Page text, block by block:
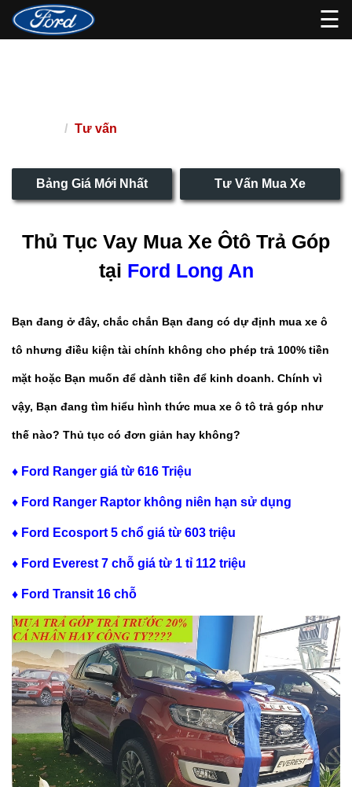
☰
Tư vấn
Bảng Giá Mới Nhất Tư Vấn Mua Xe
Thủ Tục Vay Mua Xe Ôtô Trả Góp
tại Ford Long An
Bạn đang ở đây, chắc chắn Bạn đang có dự định mua xe ô
tô nhưng điều kiện tài chính không cho phép trả 100% tiền
mặt hoặc Bạn muốn để dành tiền để kinh doanh. Chính vì
vậy, Bạn đang tìm hiểu hình thức mua xe ô tô trả góp như
thế nào? Thủ tục có đơn giản hay không?
♦ Ford Ranger giá từ 616 Triệu
♦ Ford Ranger Raptor không niên hạn sử dụng
♦ Ford Ecosport 5 chổ giá từ 603 triệu
♦ Ford Everest 7 chỗ giá từ 1 tỉ 112 triệu
♦ Ford Transit 16 chỗ